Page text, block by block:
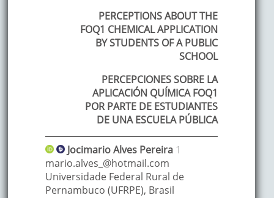
PERCEPTIONS ABOUT THE
FOQ1 CHEMICAL APPLICATION
BY STUDENTS OF A PUBLIC
SCHOOL
PERCEPCIONES SOBRE LA
APLICACIÓN QUÍMICA FOQ1
POR PARTE DE ESTUDIANTES
DE UNA ESCUELA PÚBLICA
JocimarioAlves Pereira 1
mario.alves_@hotmail.com
Universidade Federal Rural de
Pernambuco (UFRPE), Brasil